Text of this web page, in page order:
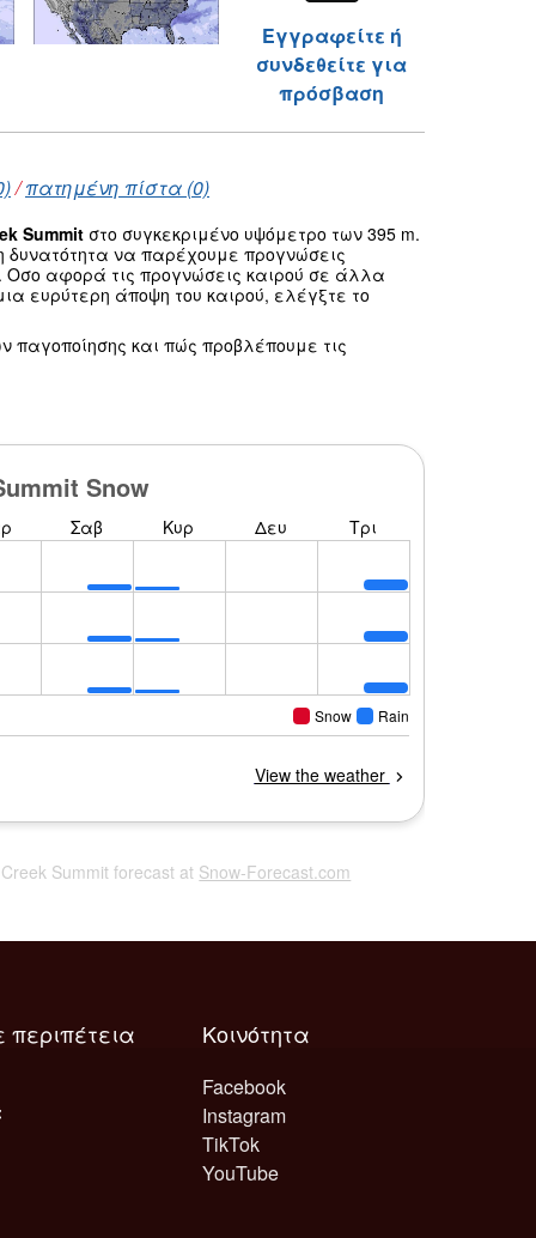
Εγγραφείτε ή
συνδεθείτε για
πρόσβαση
/πατημένη πίστα (0)
Summit στο συγκεκριμένο υψόμετρο των 395 m.
δυνατότητα να παρέχουμε προγνώσεις
. Οσο αφορά τις προγνώσεις καιρού σε άλλα
ευρύτερη άποψη του καιρού, ελέγξτε το
παγοποίησης και πώς προβλέπουμε τις
Summit forecast at Snow-Forecast.com
Κοινότητα
Facebook
Instagram
TikTok
YouTube